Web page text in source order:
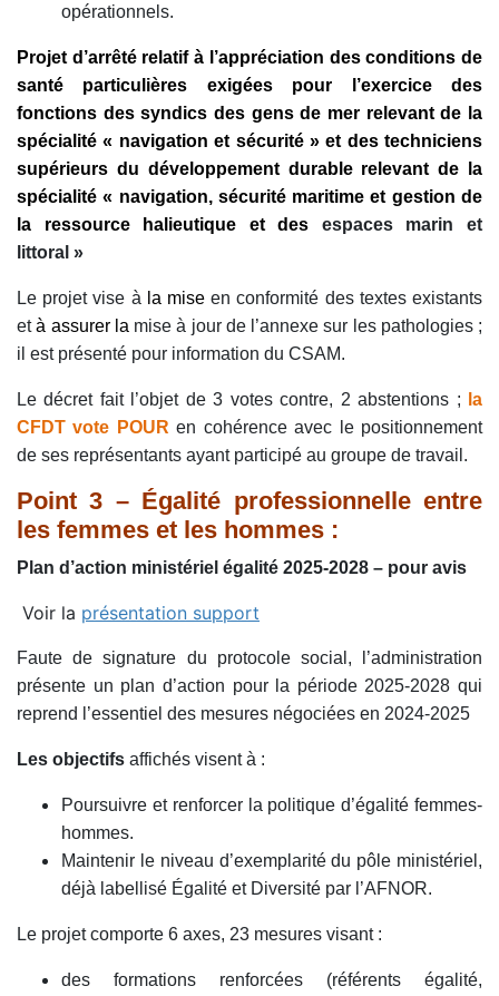
opérationnels.
Projet d’arrêté relatif à l’appréciation des conditions de
santé particulières exigées pour l’exercice des
fonctions des syndics des gens de mer relevant de la
spécialité « navigation et sécurité » et des techniciens
supérieurs du développement durable relevant de la
spécialité « navigation, sécurité maritime et gestion de
la ressource halieutique et des espaces marin et
littoral »
Le projet vise à la miseen conformité des textes existants
età assurer la mise à jour de l’annexe sur les pathologies ;
il est présenté pour information du CSAM.
Le décret fait l’objet de 3 votes contre, 2 abstentions ;
la
CFDT vote POUR en cohérence avec le positionnement
de ses représentants ayant participé au groupe de travail.
Point 3 – Égalité professionnelle entre
les femmes et les hommes :
Plan d’action ministériel égalité 2025-2028 – pour avis
Voir la présentation support
Faute de signature du protocole social, l’administration
présente un plan d’action pour la période 2025-2028 qui
reprend l’essentiel des mesures négociées en 2024-2025
Les objectifs affichés visent à :
Poursuivre et renforcer la politique d’égalité femmes-
hommes.
Maintenir le niveau d’exemplarité du pôle ministériel,
déjà labellisé Égalité et Diversité par l’AFNOR.
Le projet comporte 6 axes, 23 mesures visant :
des formations renforcées (référents égalité,